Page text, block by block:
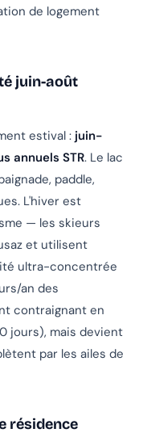
de logement
juin-août
estival : juin-
annuels STR. Le lac
paddle,
L'hiver est
— les skieurs
et utilisent
ultra-concentrée
an des
contraignant en
jours), mais devient
par les ailes de
résidence